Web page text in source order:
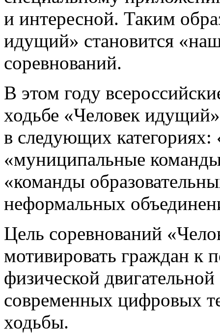
и интересной. Таким
идущий» становится
соревнований.
В этом году
ходьбе «Человек
в следующих
«муниципальные
«команды
неформальных
Цель соревнований
мотивировать граждан
физической
современных цифровых
ходьбы.